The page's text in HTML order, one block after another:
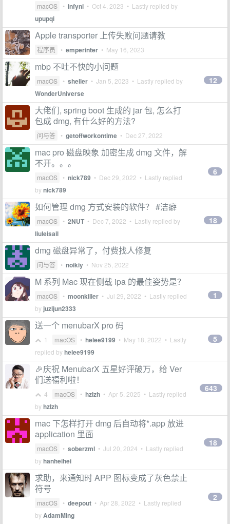
macOS • infyni • Oct 4, 2023 • Lastly replied by
upupqi
Apple transporter 上传失败问题请教
程序员 • emperinter • May 16, 2023
mbp 不吐不快的小问题
macOS • sheller • Jan 5, 2023 • Lastly replied by
WonderUniverse
12
大佬们, spring boot 生成的 jar 包, 怎么打
包成 dmg, 有什么好的方法?
问与答 • getoffworkontime • Dec 27, 2022
mac pro 磁盘映象 加密生成 dmg 文件，解
不开。。。
macOS • nick789 • Dec 29, 2022 • Lastly replied
bynick789
6
如何管理 dmg 方式安装的软件？ #洁癖
macOS • 2NUT • Dec 7, 2022 • Lastly replied by
liuleisail
18
dmg 磁盘异常了，付费找人修复
问与答 • noikiy • Nov 25, 2022
M 系列 Mac 现在侧载 ipa 的最佳姿势是？
macOS • moonkiller • Jul 29, 2022 • Lastly replied
by juzijun2333
1
送一个 menubarX pro 码
1 macOS • helee9199 • May 18, 2022 • Lastly
replied byhelee9199
5
🎉庆祝 MenubarX 五星好评破万，给 Ver
们送福利啦！
4 macOS • hzlzh • Apr 5, 2025 • Lastly replied
byhzlzh
643
mac 下怎样打开 dmg 后自动将*.app 放进
application 里面
macOS • soberzml • Jul 20, 2024 • Lastly replied
byhanheihei
18
求助，来通知时 APP 图标变成了灰色禁止
符号
macOS • deepout • Apr 28, 2022 • Lastly replied
byAdamMing
2